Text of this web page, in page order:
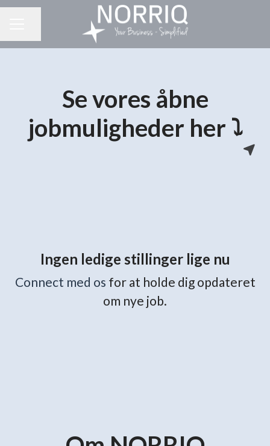
Se vores åbne
jobmuligheder her ⤵
Ingen ledige stillinger lige nu
Connect med os for at holde dig opdateret
om nye job.